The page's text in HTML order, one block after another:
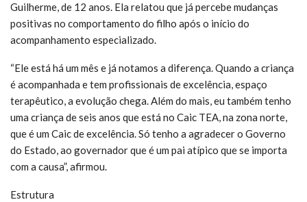
Guilherme, de 12 anos. Ela relatou que já percebe mudanças
positivas no comportamento do filho após o início do
acompanhamento especializado.
“Ele está há um mês e já notamos a diferença. Quando a criança
é acompanhada e tem profissionais de excelência, espaço
terapêutico, a evolução chega. Além do mais, eu também tenho
uma criança de seis anos que está no Caic TEA, na zona norte,
que é um Caic de excelência. Só tenho a agradecer o Governo
do Estado, ao governador que é um pai atípico que se importa
com a causa”, afirmou.
Estrutura